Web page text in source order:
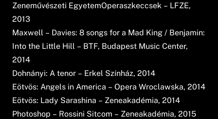
Zeneművészeti EgyetemOperaszkeccsek – LFZE,
2013
Maxwell – Davies: 8 songs for a Mad King / Benjamin:
Into the Little Hill – BTF, Budapest Music Center,
2014
Dohnányi: A tenor – Erkel Színház, 2014
Eötvös: Angels in America – Opera Wroclawska, 2014
Eötvös: Lady Sarashina – Zeneakadémia, 2014
Photoshop – Rossini Sitcom – Zeneakadémia, 2015